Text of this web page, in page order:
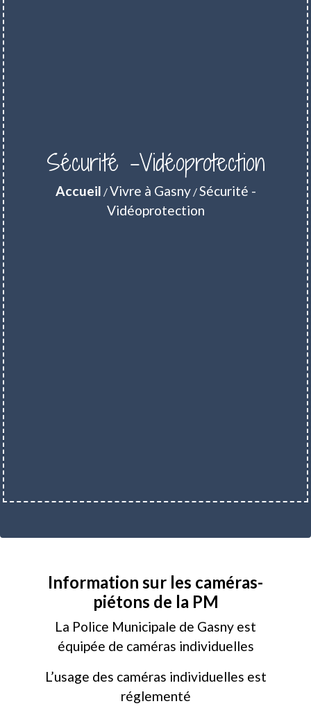
Sécurité -Vidéoprotection
Accueil /Vivre à Gasny/Sécurité -
Vidéoprotection
Information sur les caméras-
piétons de la PM
La Police Municipale de Gasny est
équipée de caméras individuelles
L’usage des caméras individuelles est
réglementé